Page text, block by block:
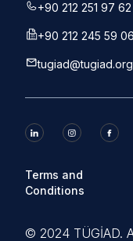
+90 212 251 97
+90 212 245 59 06
Terms and
Conditions
© 2024 TÜGİAD.